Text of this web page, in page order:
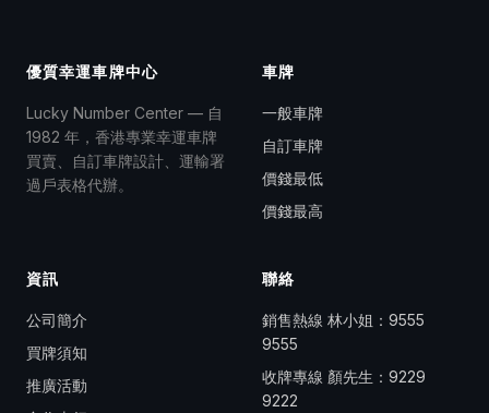
優質幸運車牌中心
Lucky Number Center — 自
1982 年，香港專業幸運車牌
買賣、自訂車牌設計、運輸署
過戶表格代辦。
車牌
一般車牌
自訂車牌
價錢最低
價錢最高
資訊
公司簡介
買牌須知
推廣活動
聯絡
銷售熱線 林小姐： 9555
9555
收牌專線 顏先生： 9229
9222